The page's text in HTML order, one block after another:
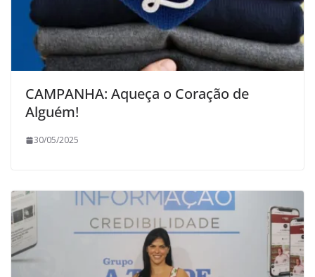
CAMPANHA: Aqueça o Coração de
Alguém!
30/05/2025